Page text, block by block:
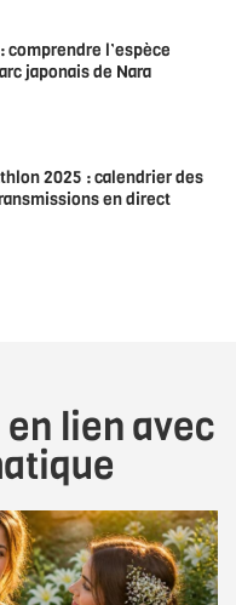
comprendre l’espèce
japonais de Nara
2025 : calendrier des
en direct
lien avec